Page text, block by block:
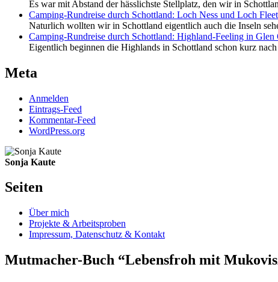
Es war mit Abstand der hässlichste Stellplatz, den wir in
Camping-Rundreise durch Schottland: Loch Ness und Loch
Naturlich wollten wir in Schottland eigentlich auch die Inseln
Camping-Rundreise durch Schottland: Highland-Feeling in
Eigentlich beginnen die Highlands in Schottland schon kurz
Meta
Anmelden
Eintrags-Feed
Kommentar-Feed
WordPress.org
Sonja Kaute
Seiten
Über mich
Projekte & Arbeitsproben
Impressum, Datenschutz & Kontakt
Mutmacher-Buch “Lebensfroh mit